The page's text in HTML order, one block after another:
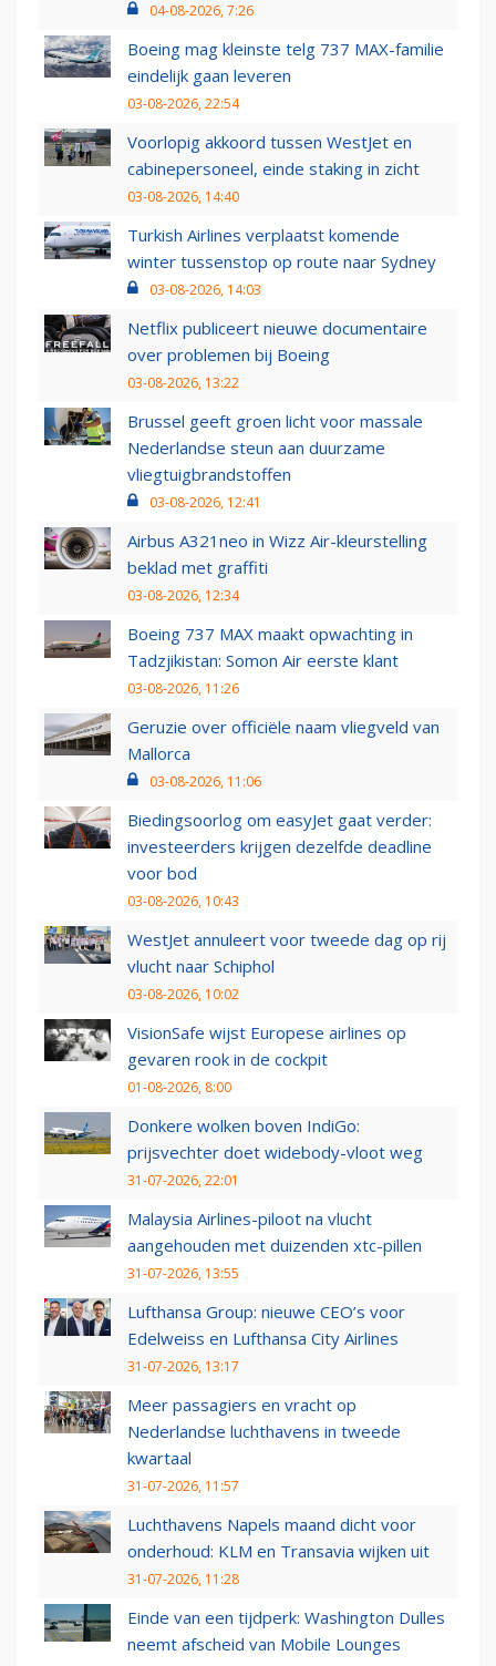
04-08-2026, 7:26
Boeing mag kleinste telg 737 MAX-familie
eindelijk gaan leveren
03-08-2026, 22:54
Voorlopig akkoord tussen WestJet en
cabinepersoneel, einde staking in zicht
03-08-2026, 14:40
Turkish Airlines verplaatst komende
winter tussenstop op route naar Sydney
03-08-2026, 14:03
Netflix publiceert nieuwe documentaire
over problemen bij Boeing
03-08-2026, 13:22
Brussel geeft groen licht voor massale
Nederlandse steun aan duurzame
vliegtuigbrandstoffen
03-08-2026, 12:41
Airbus A321neo in Wizz Air-kleurstelling
beklad met graffiti
03-08-2026, 12:34
Boeing 737 MAX maakt opwachting in
Tadzjikistan: Somon Air eerste klant
03-08-2026, 11:26
Geruzie over officiële naam vliegveld van
Mallorca
03-08-2026, 11:06
Biedingsoorlog om easyJet gaat verder:
investeerders krijgen dezelfde deadline
voor bod
03-08-2026, 10:43
WestJet annuleert voor tweede dag op rij
vlucht naar Schiphol
03-08-2026, 10:02
VisionSafe wijst Europese airlines op
gevaren rook in de cockpit
01-08-2026, 8:00
Donkere wolken boven IndiGo:
prijsvechter doet widebody-vloot weg
31-07-2026, 22:01
Malaysia Airlines-piloot na vlucht
aangehouden met duizenden xtc-pillen
31-07-2026, 13:55
Lufthansa Group: nieuwe CEO’s voor
Edelweiss en Lufthansa City Airlines
31-07-2026, 13:17
Meer passagiers en vracht op
Nederlandse luchthavens in tweede
kwartaal
31-07-2026, 11:57
Luchthavens Napels maand dicht voor
onderhoud: KLM en Transavia wijken uit
31-07-2026, 11:28
Einde van een tijdperk: Washington Dulles
neemt afscheid van Mobile Lounges